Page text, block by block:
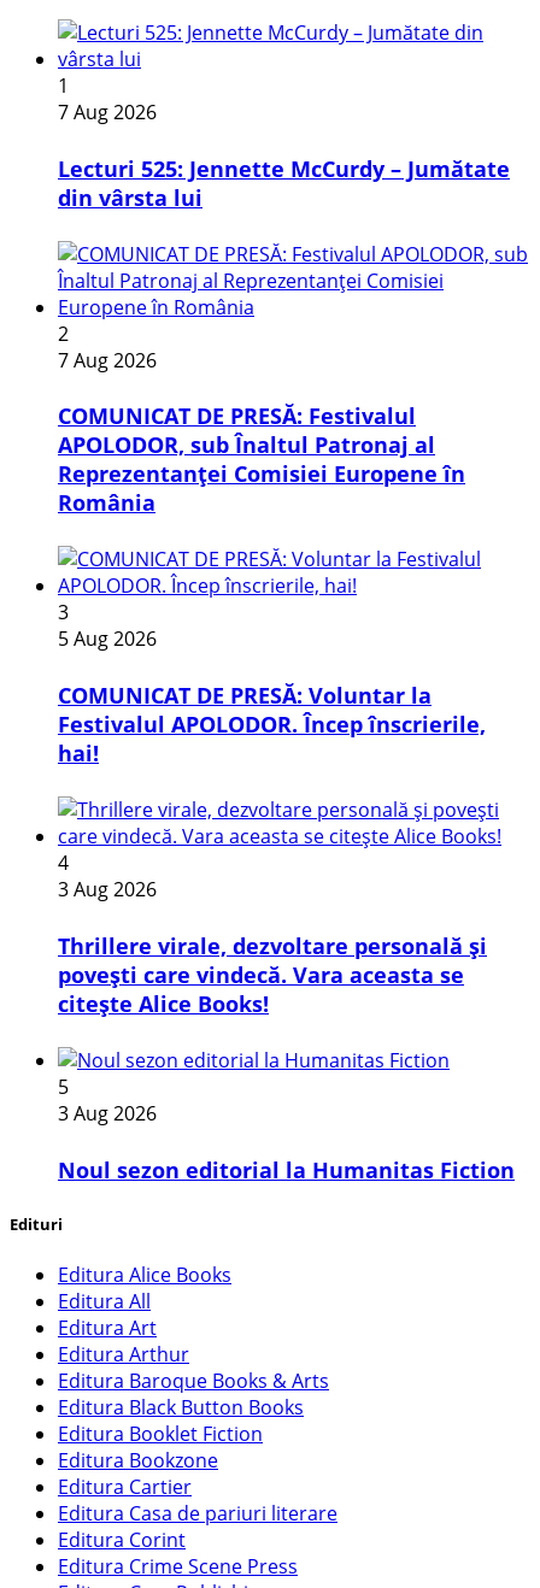
1
7 Aug 2026
Lecturi 525: Jennette McCurdy – Jumătate
din vârsta lui
2
7 Aug 2026
COMUNICAT DE PRESĂ: Festivalul
APOLODOR, sub Înaltul Patronaj al
Reprezentanței Comisiei Europene în
România
3
5 Aug 2026
COMUNICAT DE PRESĂ: Voluntar la
Festivalul APOLODOR. Încep înscrierile,
hai!
4
3 Aug 2026
Thrillere virale, dezvoltare personală și
povești care vindecă. Vara aceasta se
citește Alice Books!
5
3 Aug 2026
​Noul sezon editorial la Humanitas Fiction
Edituri
Editura Alice Books
Editura All
Editura Art
Editura Arthur
Editura Baroque Books & Arts
Editura Black Button Books
Editura Booklet Fiction
Editura Bookzone
Editura Cartier
Editura Casa de pariuri literare
Editura Corint
Editura Crime Scene Press